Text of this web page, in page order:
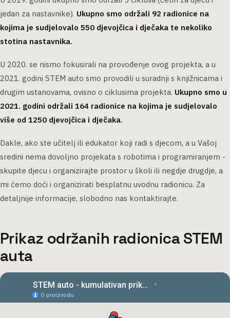
jedan za nastavnike). Ukupno smo održali 92 radionice na
kojima je sudjelovalo 550 djevojčica i dječaka te nekoliko
stotina nastavnika.
U 2020. se nismo fokusirali na provođenje ovog projekta, a u
2021. godini STEM auto smo provodili u suradnji s knjižnicama i
drugim ustanovama, ovisno o ciklusima projekta. Ukupno smo u
2021. godini održali 164 radionice na kojima je sudjelovalo
više od 1250 djevojčica i dječaka.
Dakle, ako ste učitelj ili edukator koji radi s djecom, a u Vašoj
sredini nema dovoljno projekata s robotima i programiranjem -
skupite djecu i organizirajte prostor u školi ili negdje drugdje, a
mi ćemo doći i organizirati besplatnu uvodnu radionicu. Za
detaljnije informacije, slobodno nas kontaktirajte.
Prikaz održanih radionica STEM
auta